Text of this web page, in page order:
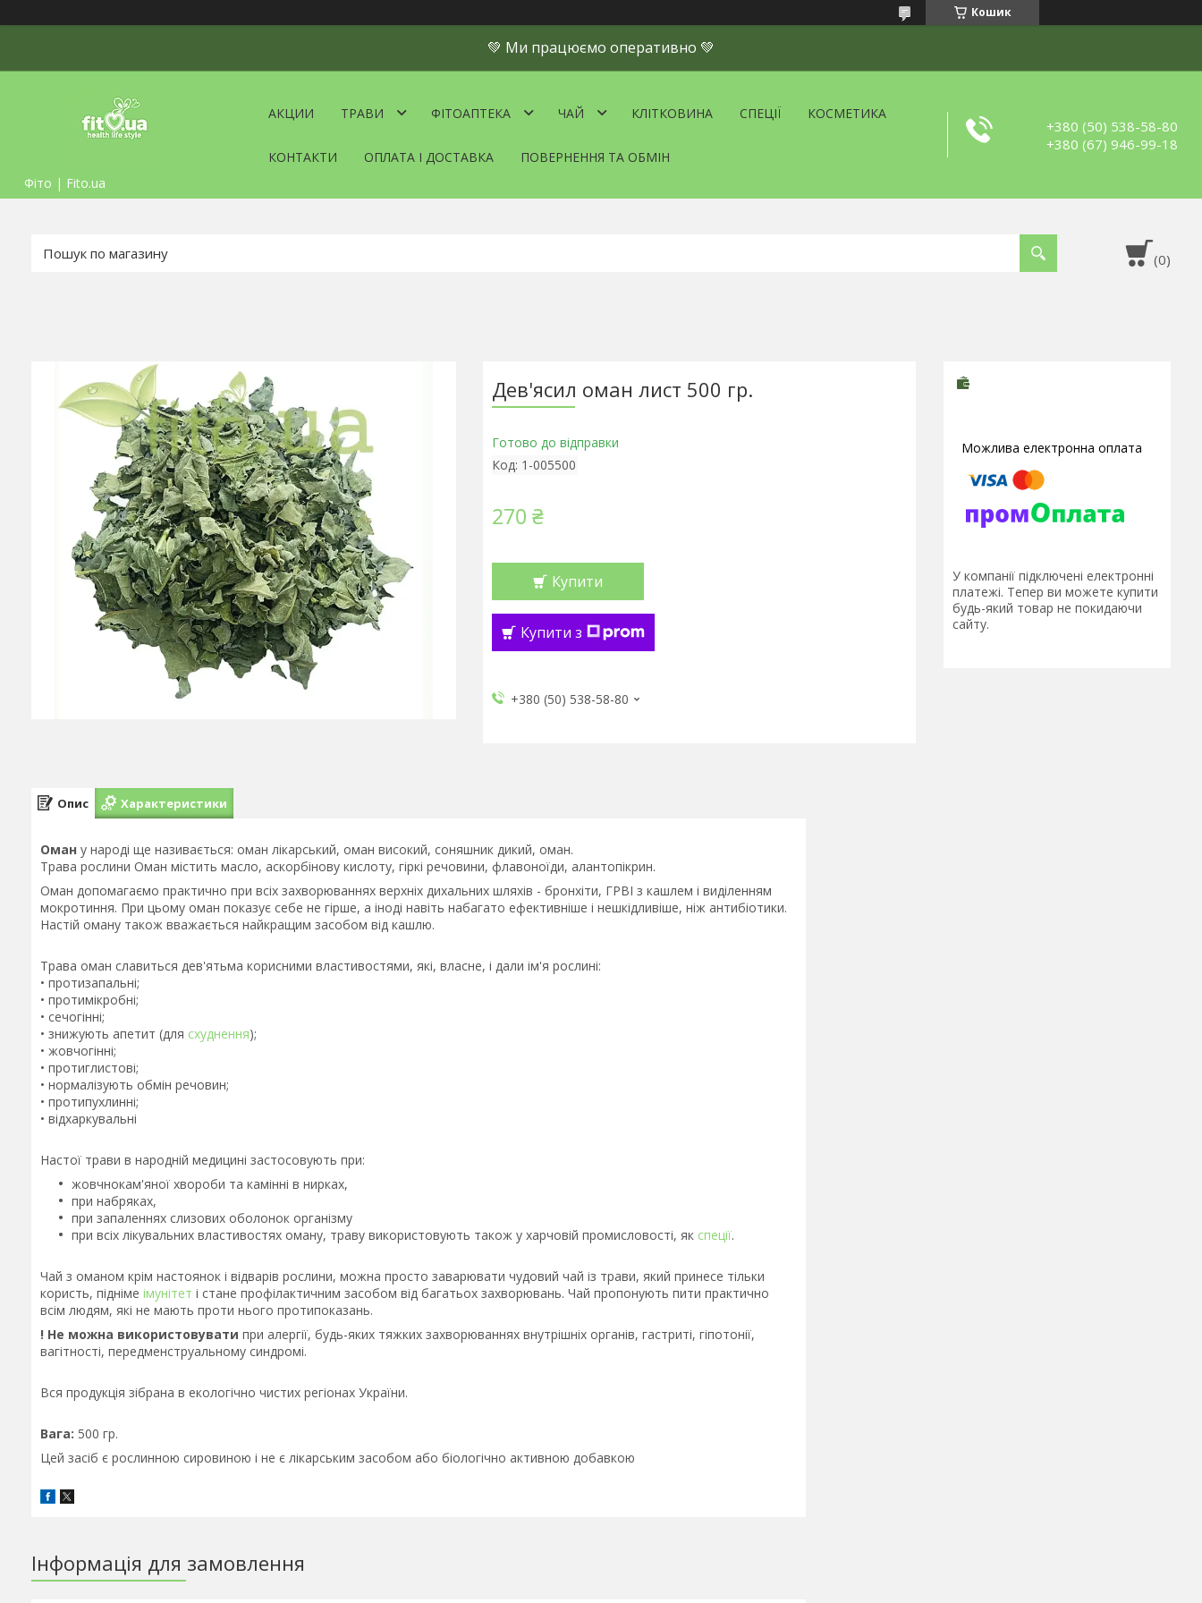
Кошик
💚 Ми працюємо оперативно 💚
Фіто | Fito.ua
АКЦИИ ТРАВИ ФІТОАПТЕКА ЧАЙ КЛІТКОВИНА СПЕЦІЇ КОСМЕТИКА
КОНТАКТИ ОПЛАТА І ДОСТАВКА ПОВЕРНЕННЯ ТА ОБМІН
+380 (50) 538-58-80
+380 (67) 946-99-18
Дев'ясил оман лист 500 гр.
Готово до відправки
Код: 1-005500
270 ₴
Купити
Купити з
+380 (50) 538-58-80
У компанії підключені електронні
платежі. Тепер ви можете купити
будь-який товар не покидаючи
сайту.
Опис Характеристики
Оман у народі ще називається: оман лікарський, оман високий, соняшник дикий, оман.
Трава рослини Оман містить масло, аскорбінову кислоту, гіркі речовини, флавоноїди, алантопікрин.
Оман допомагаємо практично при всіх захворюваннях верхніх дихальних шляхів - бронхіти, ГРВІ з кашлем і виділенням
мокротиння. При цьому оман показує себе не гірше, а іноді навіть набагато ефективніше і нешкідливіше, ніж антибіотики.
Настій оману також вважається найкращим засобом від кашлю.
Трава оман славиться дев'ятьма корисними властивостями, які, власне, і дали ім'я рослині:
• протизапальні;
• протимікробні;
• сечогінні;
• знижують апетит (для схуднення);
• жовчогінні;
• протиглистові;
• нормалізують обмін речовин;
• протипухлинні;
• відхаркувальні
Настої трави в народній медицині застосовують при:
жовчнокам'яної хвороби та камінні в нирках,
при набряках,
при запаленнях слизових оболонок організму
при всіх лікувальних властивостях оману, траву використовують також у харчовій промисловості, як спеції.
Чай з оманом крім настоянок і відварів рослини, можна просто заварювати чудовий чай із трави, який принесе тільки
користь, підніме імунітет і стане профілактичним засобом від багатьох захворювань. Чай пропонують пити практично
всім людям, які не мають проти нього протипоказань.
! Не можна використовувати при алергії, будь-яких тяжких захворюваннях внутрішніх органів, гастриті, гіпотонії,
вагітності, передменструальному синдромі.
Вся продукція зібрана в екологічно чистих регіонах України.
Вага: 500 гр.
Цей засіб є рослинною сировиною і не є лікарським засобом або біологічно активною добавкою
Інформація для замовлення